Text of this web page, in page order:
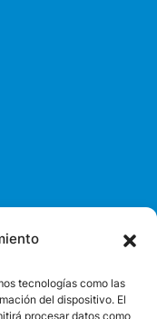
tecnologías como las
del dispositivo. El
procesar datos como